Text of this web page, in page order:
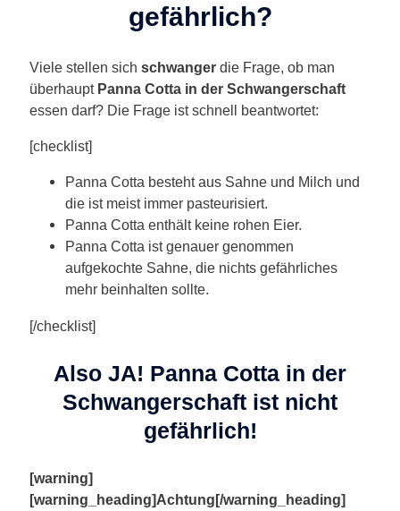
gefährlich?
Viele stellen sichschwanger die Frage, ob man
überhaupt Panna Cotta in der Schwangerschaft
essen darf? Die Frage ist schnell beantwortet:
[checklist]
Panna Cotta besteht aus Sahne und Milch und
die ist meist immer pasteurisiert.
Panna Cotta enthält keine rohen Eier.
Panna Cotta ist genauer genommen
aufgekochte Sahne, die nichts gefährliches
mehr beinhalten sollte.
[/checklist]
Also JA! Panna Cotta in der
Schwangerschaft ist nicht
gefährlich!
[warning]
[warning_heading]Achtung[/warning_heading]